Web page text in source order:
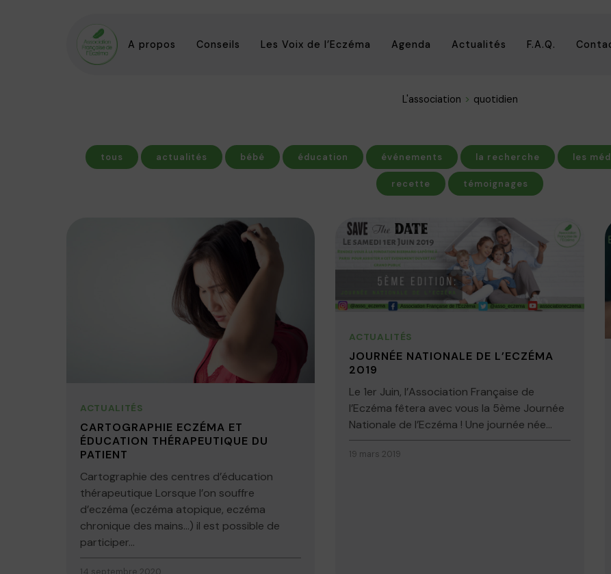
A propos Conseils Les Voix de l’Eczéma Agenda Actualités F.A.Q.
L'association quotidien
tous actualités bébé éducation événements la recherche les
recette témoignages
ACTUALITÉS
CARTOGRAPHIE ECZÉMA ET
ÉDUCATION THÉRAPEUTIQUE DU
PATIENT
Cartographie des centres d’éducation
thérapeutique Lorsque l’on souffre
d’eczéma (eczéma atopique, eczéma
chronique des mains…) il est possible de
participer...
ACTUALITÉS
JOURNÉE NATIONALE DE L’ECZÉMA
2019
Le 1er Juin, l’Association Française de
l’Eczéma fêtera avec vous la 5ème Journée
Nationale de l’Eczéma ! Une journée née...
19 mars 2019